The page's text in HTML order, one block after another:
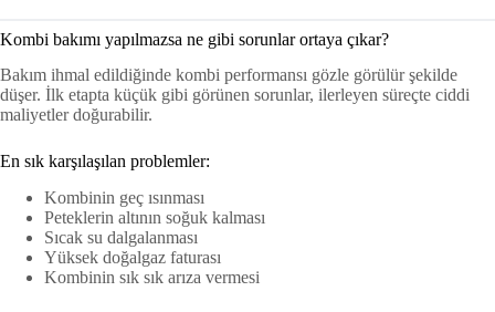
Kombi bakımı yapılmazsa ne gibi sorunlar ortaya çıkar?
Bakım ihmal edildiğinde kombi performansı gözle görülür şekilde
düşer. İlk etapta küçük gibi görünen sorunlar, ilerleyen süreçte ciddi
maliyetler doğurabilir.
En sık karşılaşılan problemler:
Kombinin geç ısınması
Peteklerin altının soğuk kalması
Sıcak su dalgalanması
Yüksek doğalgaz faturası
Kombinin sık sık arıza vermesi